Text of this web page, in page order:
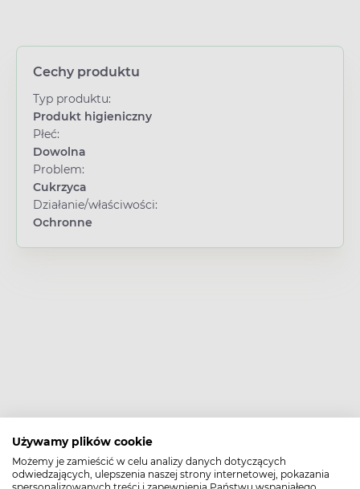
Używamy plików cookie
Możemy je zamieścić w celu analizy danych dotyczących
odwiedzających, ulepszenia naszej strony internetowej, pokazania
spersonalizowanych treści i zapewnienia Państwu wspaniałego
Cechy produktu
Typ produktu:
Produkt higieniczny
Płeć:
Dowolna
Problem:
Cukrzyca
Działanie/właściwości:
Ochronne